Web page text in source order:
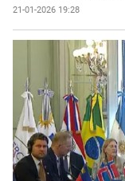
21-01-2026 19:28